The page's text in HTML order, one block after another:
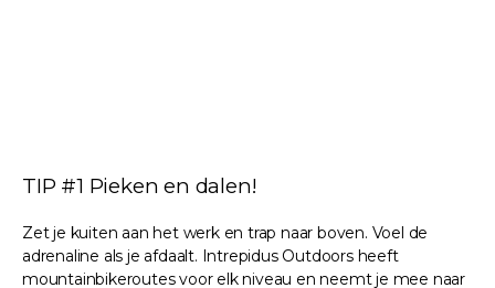
TIP #1 Pieken en dalen!
Zet je kuiten aan het werk en trap naar boven. Voel de
adrenaline als je afdaalt. Intrepidus Outdoors heeft
mountainbikeroutes voor elk niveau en neemt je mee naar